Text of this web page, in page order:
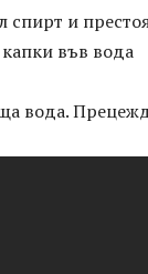
спирт и
във вода
вода.